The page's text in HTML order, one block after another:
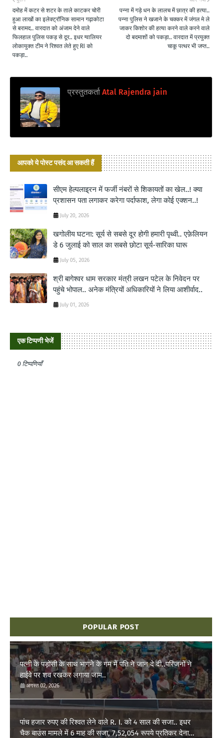
पन्ना में गड़े धन के लालच में छात्र की हत्या..
पन्ना पुलिस ने खजाने के चक्कर में जंगल मे ले
जाकर किशोर की हत्या करने वाले करने वाले
दो बदमाशों को पकड़ा.. वारदात में प्रयुक्त
चाकू पत्थर भी जप्त..
दमोह में कटर से शटर के ताले काटकर चोरी
हुआ लाखों का इलेक्ट्रॉनिक सामान गढ़ाकोटा
से बरामद.. वारदात को अंजाम देने वाले
फिलहाल पुलिस पकड़ से दूर.. इधर ग्वालियर
लोकायुक्त टीम ने रिश्वत लेते हुए RI को
पकड़ा..
प्रस्तुतकर्ता Atal Rajendra jain
आपको ये पोस्ट पसंद आ सकती हैं
सीएम हेल्पलाइ्रन में फर्जी नंबरों से शिकायतों का खेल..! क्या
प्रशासन पता लगाकर करेगा पर्दाफाश, लेगा कोई एक्शन..!
July 20, 2026
खगोलीय घटना: सूर्य से सबसे दूर होगी हमारी पृथ्वी.. एफ़ेलियन
डे 6 जुलाई को साल का सबसे छोटा सूर्य-सारिका घारू
July 05, 2026
श्री बागेश्‍वर धाम सरकार मंत्री लखन पटेल के निवेदन पर
पहुंचे भोपाल.. अनेक मंत्रियों अधिकारियों ने लिया आशीर्वाद..
July 01, 2026
एक टिप्पणी भेजें
0 टिप्पणियाँ
POPULAR POST
पत्नी के पड़ोसी के साथ भागने के गम में पति ने जान दे दी..परिजनों ने
हाईवे पर शव रखकर लगाया जाम..
अगस्त 02, 2026
पांच हजार रुपए की रिश्वत लेने वाले R. I. को 4 साल की सजा.. इधर
चैक बाउंस मामले में 6 माह की सजा, 7,52,054 रूपये प्रतिकर देना